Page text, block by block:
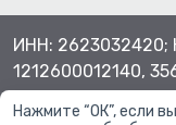
ИНН: 2623032420;
1212600012140,
Нажмите “ОК”, если